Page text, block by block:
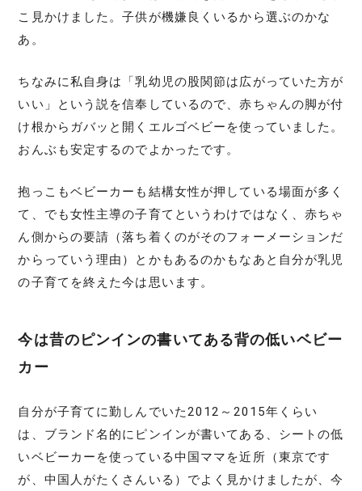
こ見かけました。子供が機嫌良くいるから選ぶのかな
あ。
ちなみに私自身は「乳幼児の股関節は広がっていた方が
いい」という説を信奉しているので、赤ちゃんの脚が付
け根からガバッと開くエルゴベビーを使っていました。
おんぶも安定するのでよかったです。
抱っこもベビーカーも結構女性が押している場面が多く
て、でも女性主導の子育てというわけではなく、赤ちゃ
ん側からの要請（落ち着くのがそのフォーメーションだ
からっていう理由）とかもあるのかもなあと自分が乳児
の子育てを終えた今は思います。
今は昔のピンインの書いてある背の低いベビー
カー
自分が子育てに勤しんでいた2012～2015年くらい
は、ブランド名的にピンインが書いてある、シートの低
いベビーカーを使っている中国ママを近所（東京です
が、中国人がたくさんいる）でよく見かけましたが、今